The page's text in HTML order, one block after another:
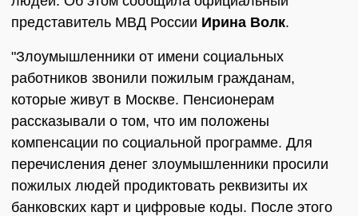
представитель МВД России Ирина Волк.
"Злоумышленники от имени социальных
работников звонили пожилым гражданам,
которые живут в Москве. Пенсионерам
рассказывали о том, что им положены
компенсации по социальной программе. Для
перечисления денег злоумышленники просили
пожилых людей продиктовать реквизиты их
банковских карт и цифровые коды. После этого